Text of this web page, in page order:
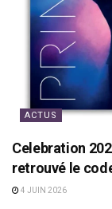
ACTUS
Celebration
retrouvé le
4 JUIN 2026